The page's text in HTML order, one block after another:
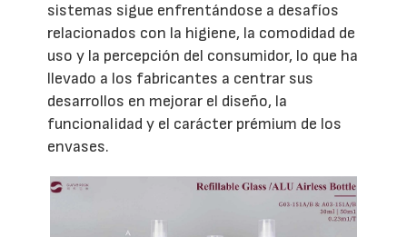
sistemas sigue enfrentándose a desafíos
relacionados con la higiene, la comodidad de
uso y la percepción del consumidor, lo que ha
llevado a los fabricantes a centrar sus
desarrollos en mejorar el diseño, la
funcionalidad y el carácter prémium de los
envases.